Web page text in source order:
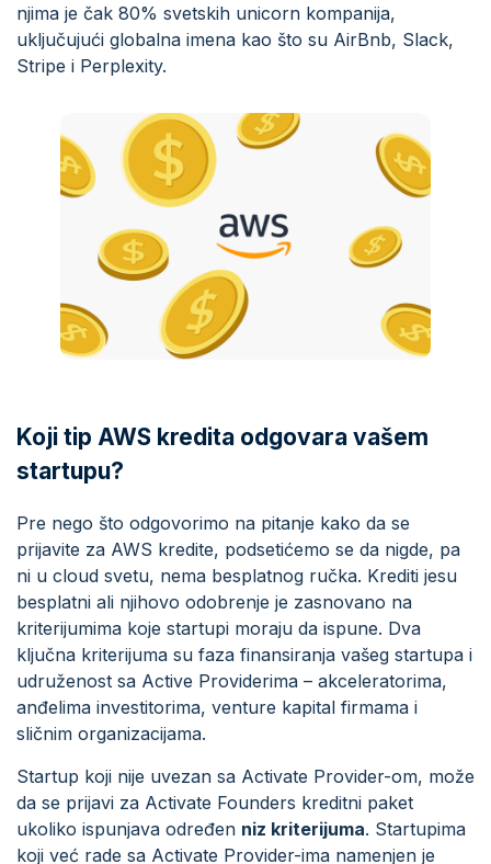
njima je čak 80% svetskih unicorn kompanija,
uključujući globalna imena kao što su AirBnb, Slack,
Stripe i Perplexity.
Koji tip AWS kredita odgovara vašem
startupu?
Pre nego što odgovorimo na pitanje kako da se
prijavite za AWS kredite, podsetićemo se da nigde, pa
ni u cloud svetu, nema besplatnog ručka. Krediti jesu
besplatni ali njihovo odobrenje je zasnovano na
kriterijumima koje startupi moraju da ispune. Dva
ključna kriterijuma su faza finansiranja vašeg startupa i
udruženost sa Active Providerima – akceleratorima,
anđelima investitorima, venture kapital firmama i
sličnim organizacijama.
Startup koji nije uvezan sa Activate Provider-om, može
da se prijavi za Activate Founders kreditni paket
ukoliko ispunjava određen niz kriterijuma. Startupima
koji već rade sa Activate Provider-ima namenjen je